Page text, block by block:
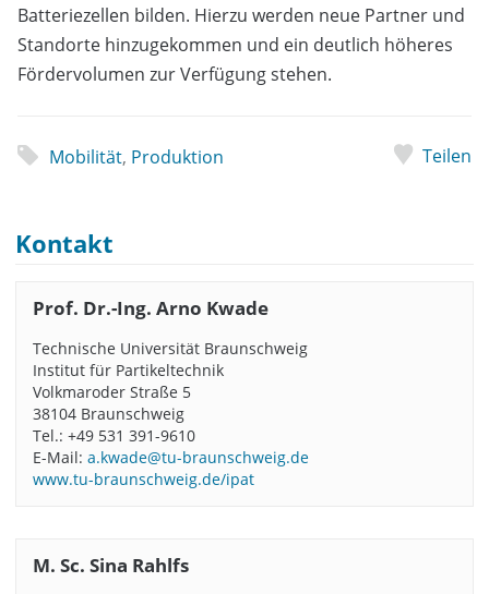
Batteriezellen bilden. Hierzu werden neue Partner und
Standorte hinzugekommen und ein deutlich höheres
Fördervolumen zur Verfügung stehen.
Mobilität, Produktion Teilen
Kontakt
Prof. Dr.-Ing. Arno Kwade
Technische Universität Braunschweig
Institut für Partikeltechnik
Volkmaroder Straße 5
38104 Braunschweig
Tel.: +49 531 391-9610
E-Mail: a.kwade@tu-braunschweig.de
www.tu-braunschweig.de/ipat
M. Sc. Sina Rahlfs